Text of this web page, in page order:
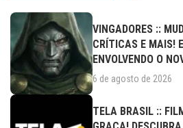
VINGADORES ::
CRÍTICAS E MAIS!
ENVOLVENDO O
6 de agosto de 2026
TELA BRASIL ::